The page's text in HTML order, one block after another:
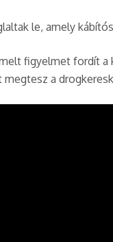
le, amely
figyelmet fordít
a